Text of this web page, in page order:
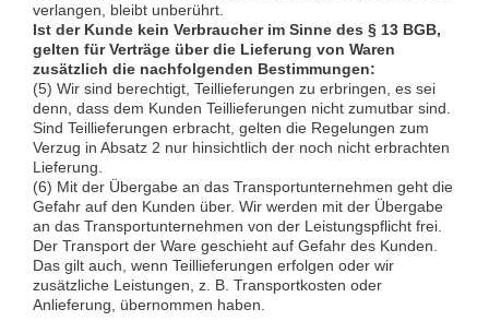
verlangen, bleibt unberührt.
Ist der Kunde kein Verbraucher im Sinne des § 13 BGB,
gelten für Verträge über die Lieferung von Waren
zusätzlich die nachfolgenden Bestimmungen:
(5) Wir sind berechtigt, Teillieferungen zu erbringen, es sei
denn, dass dem Kunden Teillieferungen nicht zumutbar sind.
Sind Teillieferungen erbracht, gelten die Regelungen zum
Verzug in Absatz 2 nur hinsichtlich der noch nicht erbrachten
Lieferung.
(6) Mit der Übergabe an das Transportunternehmen geht die
Gefahr auf den Kunden über. Wir werden mit der Übergabe
an das Transportunternehmen von der Leistungspflicht frei.
Der Transport der Ware geschieht auf Gefahr des Kunden.
Das gilt auch, wenn Teillieferungen erfolgen oder wir
zusätzliche Leistungen, z. B. Transportkosten oder
Anlieferung, übernommen haben.